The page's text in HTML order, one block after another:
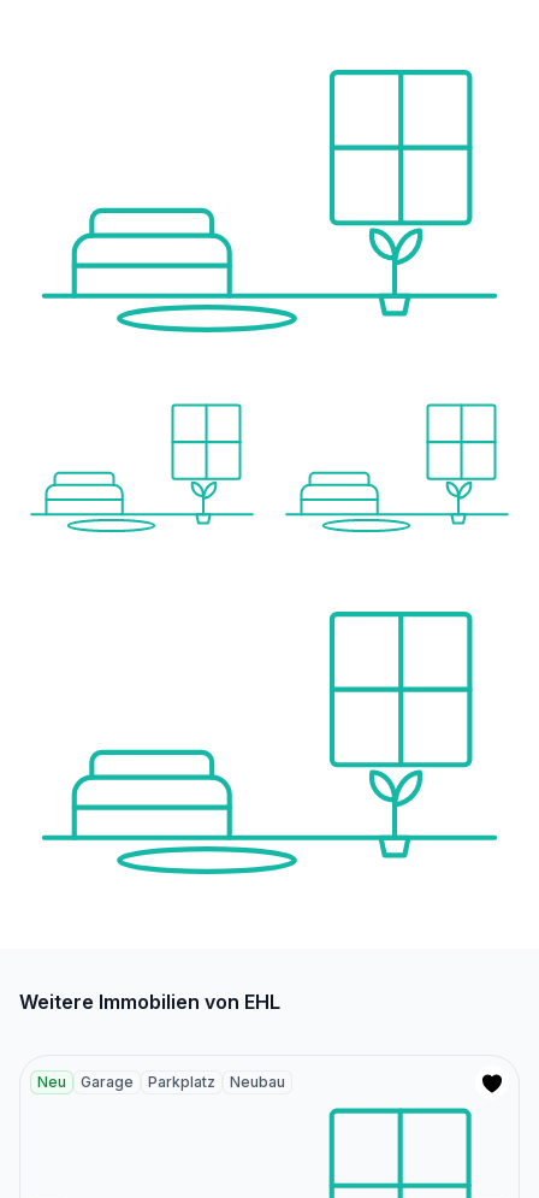
Weitere Immobilien von EHL
Neu Garage Parkplatz Neubau